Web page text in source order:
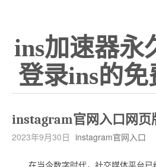
ins加速器永
登录ins的
instagram官网入口网页
2023年9月30日 instagram官网入口
在当今数字时代，社交媒体平台已